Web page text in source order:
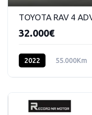
32.000€
2022 55.000Km